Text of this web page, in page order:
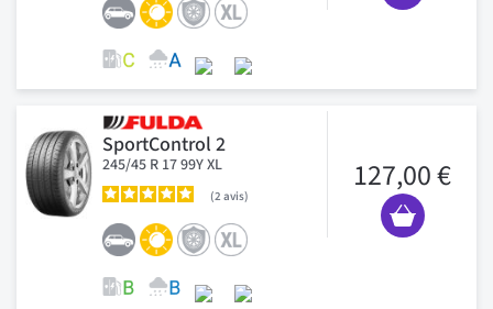
SportControl 2
245/45 R 17 99Y XL
2 avis
127,00 €